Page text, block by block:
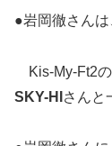
●岩岡徹さんは
Kis-My-Ft2の
SKY-HI さんと